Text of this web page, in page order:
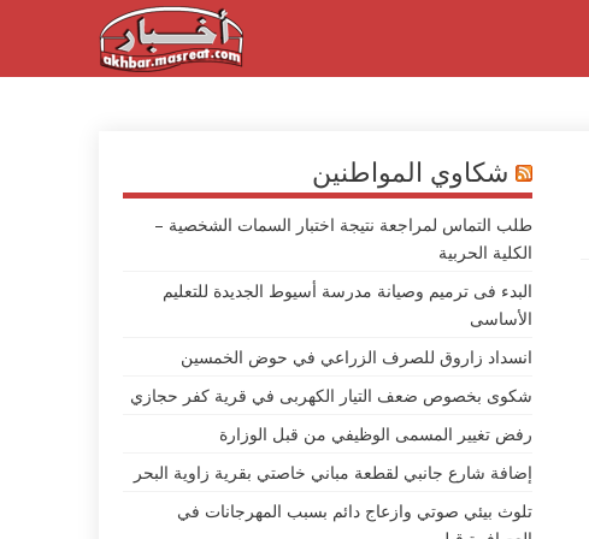
شكاوي المواطنين
طلب التماس لمراجعة نتيجة اختبار السمات الشخصية –
الكلية الحربية
البدء فى ترميم وصيانة مدرسة أسيوط الجديدة للتعليم
الأساسى
انسداد زاروق للصرف الزراعي في حوض الخمسين
شكوى بخصوص ضعف التيار الكهربى في قرية كفر حجازي
رفض تغيير المسمى الوظيفي من قبل الوزارة
إضافة شارع جانبي لقطعة مباني خاصتي بقرية زاوية البحر
تلوث بيئي صوتي وازعاج دائم بسبب المهرجانات في